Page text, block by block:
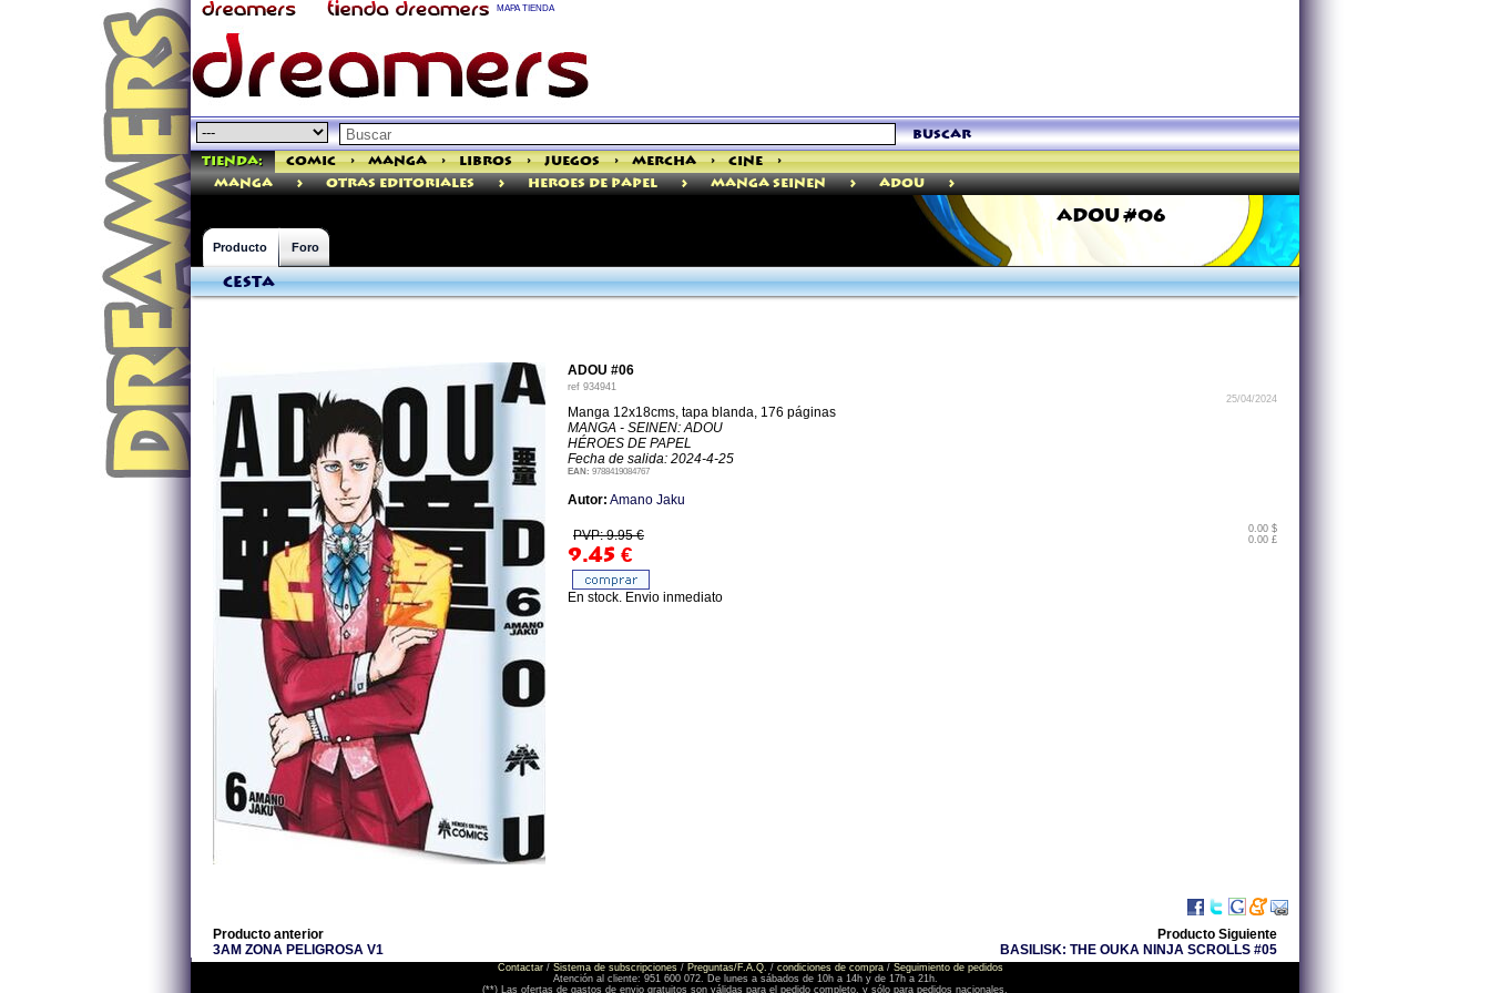
MAPA TIENDA
buscar
Tienda: Comic > Manga > Libros > Juegos > Mercha > Cine
>
manga
> Otras Editoriales > Heroes De Papel > Manga Seinen > Adou >
ADOU #06
Producto Foro
Cesta
ADOU #06
ref 934941
25/04/2024
Manga 12x18cms, tapa blanda, 176 páginas
MANGA - SEINEN: ADOU
HÉROES DE PAPEL
Fecha de salida: 2024-4-25
EAN: 9788419084767
Autor: Amano Jaku
PVP: 9.95 €
9.45 €
0.00 $
0.00 £
En stock. Envio inmediato
Producto anterior
3AM ZONA PELIGROSA V1
Producto Siguiente
BASILISK: THE OUKA NINJA SCROLLS #05
Contactar / Sistema de subscripciones / Preguntas/F.A.Q. / condiciones de compra / Seguimiento de pedidos
Atención al cliente: 951 600 072. De lunes a sábados de 10h a 14h y de 17h a 21h.
(**) Las ofertas de gastos de envio gratuitos son válidas para el pedido completo, y sólo para pedidos nacionales.